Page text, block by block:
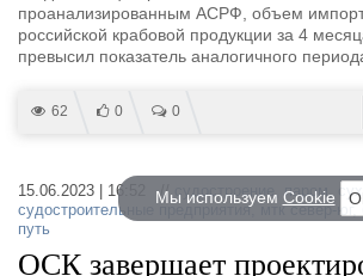
проанализированным АСРФ, объем
российской крабовой продукции за 4
превысил показатель аналогичного
62 0 0
15.06.2023 | 16:52 // судостроение, паром,
судостроительные предприятия, мтк север-юг,
путь
ОСК завершает
Мы используем Cookie